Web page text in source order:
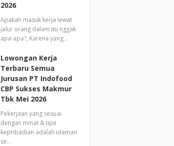
2026
Apakah masuk kerja lewat
jalur orang dalam itu nggak
apa-apa?, Karena yang…
Lowongan Kerja
Terbaru Semua
Jurusan PT Indofood
CBP Sukses Makmur
Tbk Mei 2026
Pekerjaan yang sesuai
dengan minat & tipe
kepribadian adalah idaman
se…